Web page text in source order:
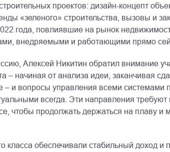
проектов: дизайн-концепт
«зеленого» строительства, вызовы и
года, повлиявшие на рынок
внедряемыми и работающими прямо
Алексей Никитин обратил внимание
– начиная от анализа идеи, заканчивая
– и вопросы управления всеми системами
всегда. Эти направления
чтобы продолжать держаться на плаву
класса обеспечивали стабильный доход и